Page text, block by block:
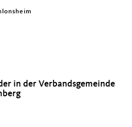
in der Verbandsgemeinde